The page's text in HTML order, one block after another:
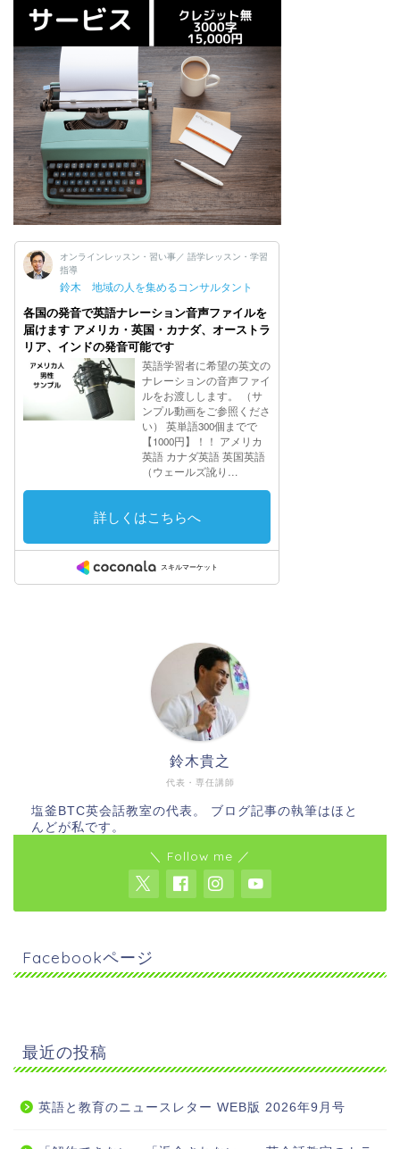
代表・専任講師
鈴木貴之
塩釜BTC英会話教室の代表。 ブログ記事の執筆はほと
んどが私です。
＼ Follow me ／
Facebookページ
最近の投稿
英語と教育のニュースレター WEB版 2026年9月号